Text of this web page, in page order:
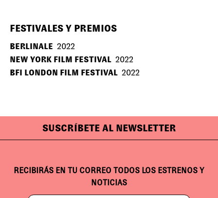
FESTIVALES Y PREMIOS
BERLINALE 2022
NEW YORK FILM FESTIVAL 2022
BFI LONDON FILM FESTIVAL 2022
SUSCRÍBETE AL NEWSLETTER
RECIBIRÁS EN TU CORREO TODOS LOS ESTRENOS Y
NOTICIAS